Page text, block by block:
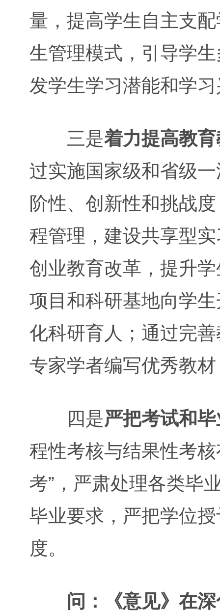
量，提高学生自主支
生管理模式，引导学
发学生学习潜能和学
三是着力提高教
过实施国家级和省级
阶性、创新性和挑战
程管理，建设共享型
创业教育改革，提升
项目和科研基地向学
化科研育人；通过完
专家学者编写优秀教
四是严把考试和
程性考核与结果性考
考”，严肃处理各类毕
毕业要求，严把学位
度。
问：《意见》在